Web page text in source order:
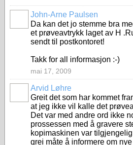
John-Arne Paulsen
Da kan det jo stemme bra
et prøveavtrykk laget av H
sendt til postkontoret!
Takk for all informasjon :-)
mai 17, 2009
Arvid Løhre
Greit det som har kommet
at jeg ikke vil kalle det
Det var med andre ord ikke
prossessen med å gravere
kopimaskinen var
grei måte å informere om